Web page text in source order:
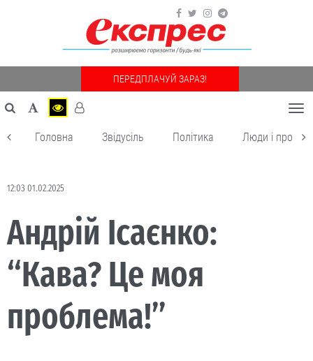
ПЕРЕДПЛАЧУЙ ЗАРАЗ!
Головна Звідусіль Політика Люди і
12:03 01.02.2025
Андрій Ісаєнко:
“Кава? Це моя
проблема!”